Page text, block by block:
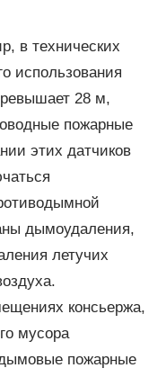
в технических
использования
28 м,
пожарные
этих датчиков
дымоудаления,
летучих
консьержа,
мусора
пожарные